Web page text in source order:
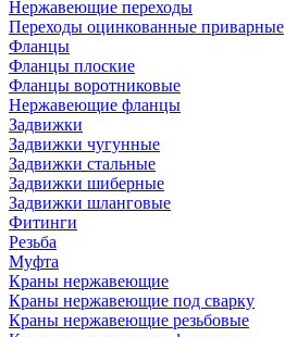
Нержавеющие переходы
Переходы оцинкованные приварные
Фланцы
Фланцы плоские
Фланцы воротниковые
Нержавеющие фланцы
Задвижки
Задвижки чугунные
Задвижки стальные
Задвижки шиберные
Задвижки шланговые
Фитинги
Резьба
Муфта
Краны нержавеющие
Краны нержавеющие под сварку
Краны нержавеющие резьбовые